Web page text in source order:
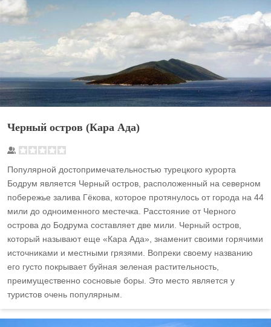
Черный остров (Кара Ада)
Популярной достопримечательностью турецкого курорта
Бодрум является Черный остров, расположенный на северном
побережье залива Гёкова, которое протянулось от города на 44
мили до одноименного местечка. Расстояние от Черного
острова до Бодрума составляет две мили. Черный остров,
который называют еще «Кара Ада», знаменит своими горячими
источниками и местными грязями. Вопреки своему названию
его густо покрывает буйная зеленая растительность,
преимущественно сосновые боры. Это место является у
туристов очень популярным.